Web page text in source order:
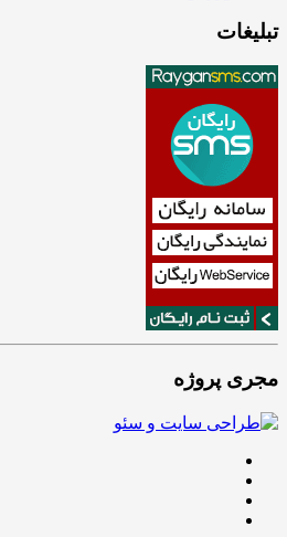
تبلیغات
مجری پروژه